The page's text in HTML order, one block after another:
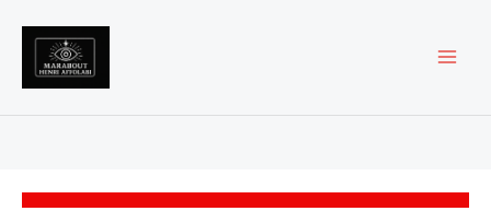
contenu